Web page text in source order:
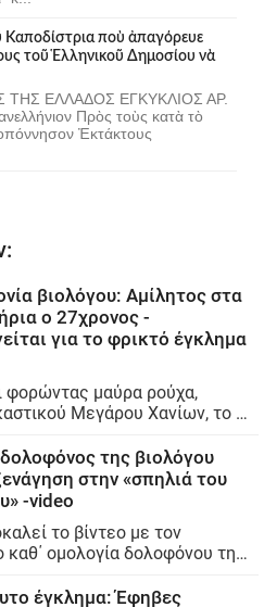
Καποδίστρια ποὺ ἀπαγόρευε
τοῦ Ἑλληνικοῦ Δημοσίου νὰ
ΕΛΛΑΔΟΣ ΕΓΚΥΚΛΙΟΣ ΑΡ.
Πρὸς τοὺς κατὰ τὸ
Ἐκτάκτους